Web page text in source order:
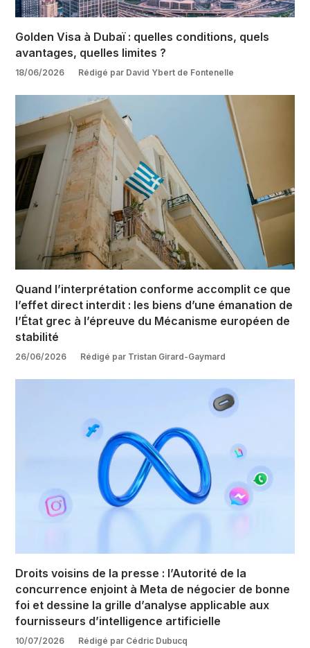
Droits voisins de la presse : l’Autorité de la
concurrence enjoint à Meta de négocier de bonne
foi et dessine la grille d’analyse applicable aux
fournisseurs d’intelligence artificielle
10/07/2026 Rédigé par Cédric Dubucq
Quand l’interprétation conforme accomplit ce que
l’effet direct interdit : les biens d’une émanation de
l’État grec à l’épreuve du Mécanisme européen de
stabilité
26/06/2026 Rédigé par Tristan Girard-Gaymard
Golden Visa à Dubaï : quelles conditions, quels
avantages, quelles limites ?
18/06/2026 Rédigé par David Ybert de Fontenelle